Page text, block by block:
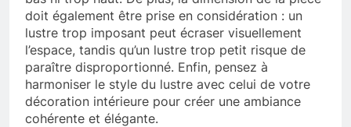
doit également être prise en considération : un
lustre trop imposant peut écraser visuellement
l’espace, tandis qu’un lustre trop petit risque de
paraître disproportionné. Enfin, pensez à
harmoniser le style du lustre avec celui de votre
décoration intérieure pour créer une ambiance
cohérente et élégante.